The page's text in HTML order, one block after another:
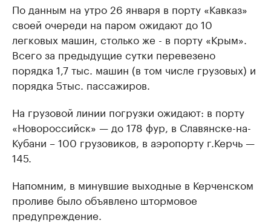
По данным на утро 26 января в порту «Кавказ»
своей очереди на паром ожидают до 10
легковых машин, столько же - в порту «Крым».
Всего за предыдущие сутки перевезено
порядка 1,7 тыс. машин (в том числе грузовых) и
порядка 5тыс. пассажиров.
На грузовой линии погрузки ожидают: в порту
«Новороссийск» — до 178 фур, в Славянске-на-
Кубани – 100 грузовиков, в аэропорту г.Керчь —
145.
Напомним, в минувшие выходные в Керченском
проливе было объявлено штормовое
предупреждение.